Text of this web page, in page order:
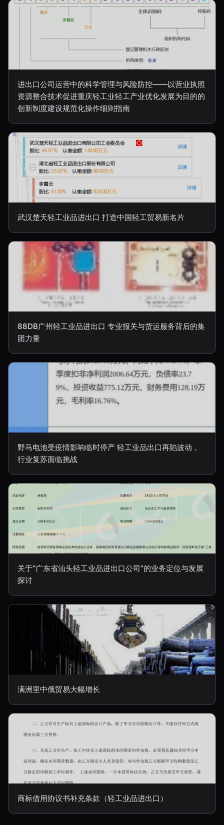
进出口公司运营中的科学管理与风险防控——以营业执照
资源整合技术促进重庆轻工业轻工产业优化发展为目的的
创新制度建设规范化操作细则指南
武汉楚天轻工业品进出口 打造中国轻工贸易新名片
88DB广州轻工业品进出口 专业报关与货运服务背后的集
团力量
野马电池受疫情影响临时停产 轻工业品出口再陷波动，
行业复苏面临挑战
关于“广东省汕头轻工业品进出口公司”的业务定位与发展
探讨
满洲里中俄贸易大幅增长
商标借用协议书补充条款（轻工业品进出口）